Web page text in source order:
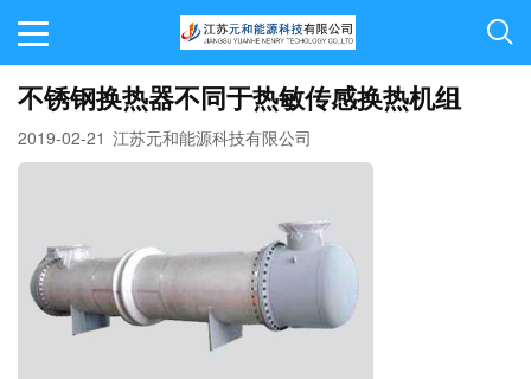
不锈钢换热器不同于热敏传感换热机组
2019-02-21 江苏元和能源科技有限公司